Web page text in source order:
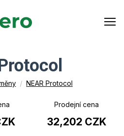
/ NEAR Protocol
Prodejní cena
32,202 CZK